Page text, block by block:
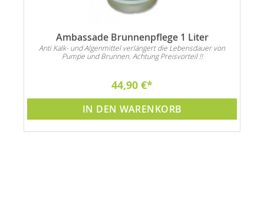
Ambassade Brunnenpflege 1 Liter
Anti Kalk- und Algenmittel verlängert die Lebensdauer von
Pumpe und Brunnen. Achtung Preisvorteil !!
44,90 €
IN DEN WARENKORB